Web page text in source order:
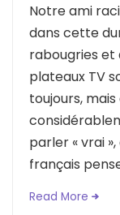
Notre ami
dans cette
rabougries et
plateaux TV
toujours, mais
parler « vrai
français
Read More